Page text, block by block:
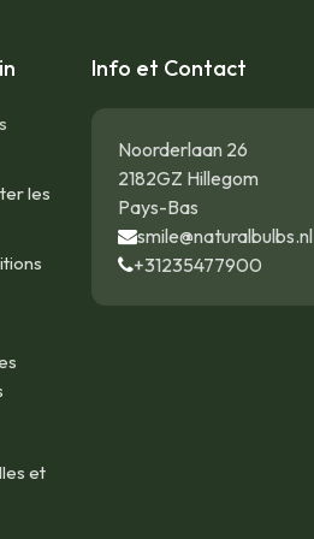
les
et
Info et Contact
Noorderlaan 26
2182GZ Hillegom
Pays-Bas
smile@naturalbulbs.nl
+31235477900